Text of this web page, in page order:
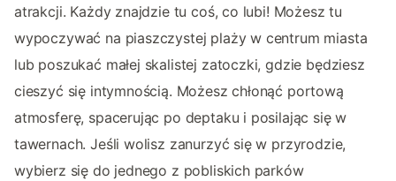
atrakcji. Każdy znajdzie tu coś, co lubi! Możesz tu
wypoczywać na piaszczystej plaży w centrum miasta
lub poszukać małej skalistej zatoczki, gdzie będziesz
cieszyć się intymnością. Możesz chłonąć portową
atmosferę, spacerując po deptaku i posilając się w
tawernach. Jeśli wolisz zanurzyć się w przyrodzie,
wybierz się do jednego z pobliskich parków